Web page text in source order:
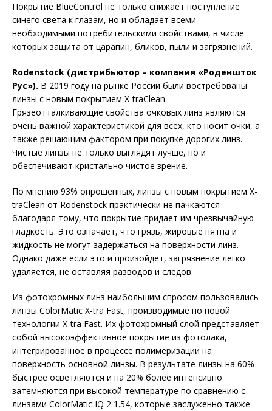
Покрытие BlueControl не только снижает поступление
синего света к глазам, но и обладает всеми
необходимыми потребительскими свойствами, в числе
которых защита от царапин, бликов, пыли и загрязнений.
Rodenstock (дистрибьютор – компания «Роденшток
Рус»). В 2019 году на рынке России были востребованы
линзы с новым покрытием X-traClean.
Грязеотталкивающие свойства очковых линз являются
очень важной характеристикой для всех, кто носит очки, а
также решающим фактором при покупке дорогих линз.
Чистые линзы не только выглядят лучше, но и
обеспечивают кристально чистое зрение.
По мнению 93% опрошенных, линзы с новым покрытием X-
traClean от Rodenstock практически не пачкаются
благодаря тому, что покрытие придает им чрезвычайную
гладкость. Это означает, что грязь, жировые пятна и
жидкость не могут задержаться на поверхности линз.
Однако даже если это и произойдет, загрязнение легко
удаляется, не оставляя разводов и следов.
Из фотохромных линз наибольшим спросом пользовались
линзы ColorMatic X-tra Fast, производимые по новой
технологии X-tra Fast. Их фотохромный слой представляет
собой высокоэффективное покрытие из фотолака,
интегрированное в процессе полимеризации на
поверхность основной линзы. В результате линзы на 60%
быстрее осветляются и на 20% более интенсивно
затемняются при высокой температуре по сравнению с
линзами ColorMatic IQ 2 1.54, которые заслуженно также